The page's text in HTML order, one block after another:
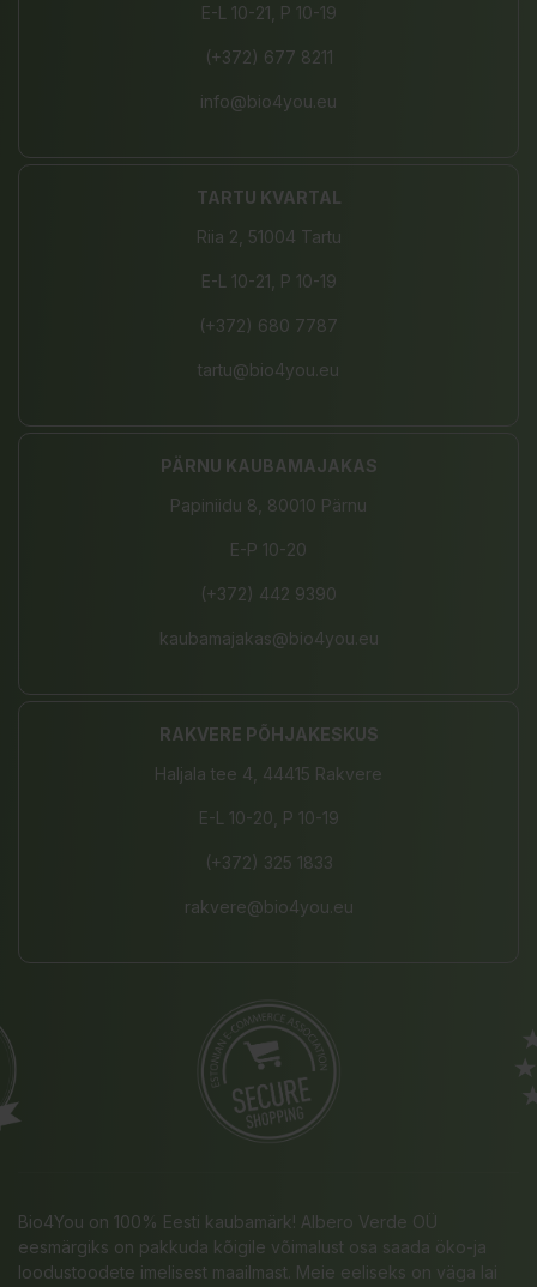
E-L 10-21, P 10-19
(+372) 677 8211
info@bio4you.eu
TARTU KVARTAL
Riia 2, 51004 Tartu
E-L 10-21, P 10-19
(+372) 680 7787
tartu@bio4you.eu
PÄRNU KAUBAMAJAKAS
Papiniidu 8, 80010 Pärnu
E-P 10-20
(+372) 442 9390
kaubamajakas@bio4you.eu
RAKVERE PÕHJAKESKUS
Haljala tee 4, 44415 Rakvere
E-L 10-20, P 10-19
(+372) 325 1833
rakvere@bio4you.eu
Bio4You on 100% Eesti kaubamärk! Albero Verde OÜ
eesmärgiks on pakkuda kõigile võimalust osa saada öko-ja
loodustoodete imelisest maailmast. Meie eeliseks on väga lai